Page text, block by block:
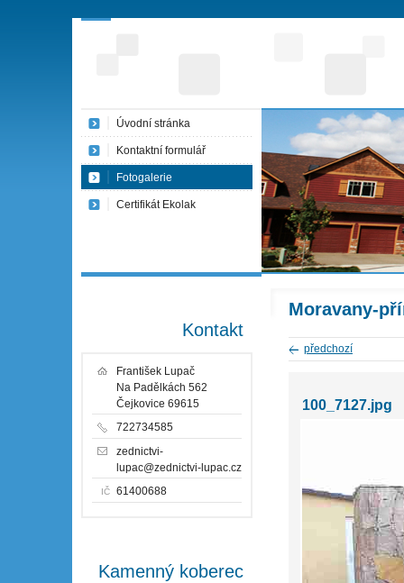
Moravany-
předchozí
100_7127.jpg
Úvodní stránka
Kontaktní formulář
Fotogalerie
Certifikát Ekolak
Kontakt
František Lupač
Na Padělkách 562
Čejkovice 69615
722734585
zednictvi-
lupac@zednictvi-lupac.cz
IČ 61400688
Kamenný koberec